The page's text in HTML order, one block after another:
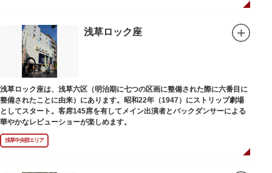
浅草ロック座
浅草ロック座は、浅草六区（明治期に七つの区画に整備された際に六番目に
整備されたことに由来）にあります。昭和22年（1947）にストリップ劇場
としてスタート。客席145席を有してメイン出演者とバックダンサーによる
華やかなレビューショーが楽しめます。
浅草中央部エリア